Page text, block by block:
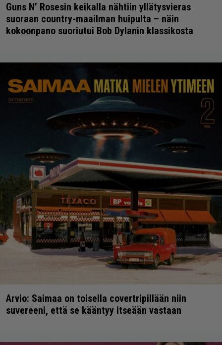
Guns N’ Rosesin keikalla nähtiin yllätysvieras
suoraan country-maailman huipulta – näin
kokoonpano suoriutui Bob Dylanin klassikosta
Arvio: Saimaa on toisella covertripillään niin
suvereeni, että se kääntyy itseään vastaan